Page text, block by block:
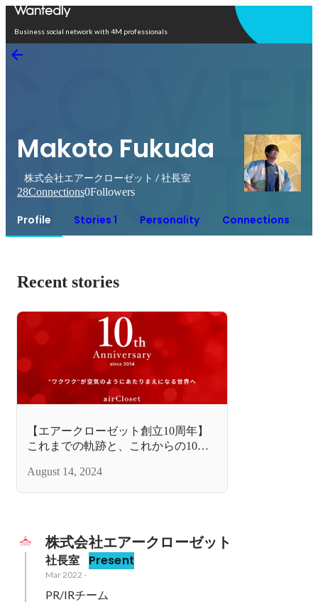
Business social network with 4M professionals
Makoto Fukuda
株式会社エアークローゼット / 社長室
28Connections0Followers
Profile Stories 1 Personality Connections
Recent stories
【エアークローゼット創立10周年】
これまでの軌跡と、これからの10年
August 14, 2024
株式会社エアークローゼット
社長室 Present
Mar 2022 -
PR/IRチーム